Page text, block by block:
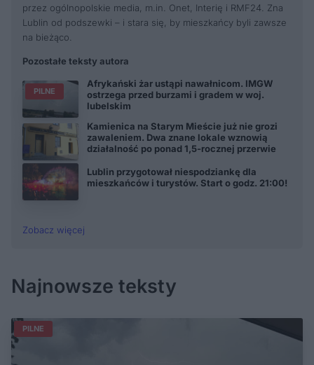
przez ogólnopolskie media, m.in. Onet, Interię i RMF24. Zna
Lublin od podszewki – i stara się, by mieszkańcy byli zawsze
na bieżąco.
Pozostałe teksty autora
PILNE
Afrykański żar ustąpi nawałnicom. IMGW
ostrzega przed burzami i gradem w woj.
lubelskim
Kamienica na Starym Mieście już nie grozi
zawaleniem. Dwa znane lokale wznowią
działalność po ponad 1,5-rocznej przerwie
Lublin przygotował niespodziankę dla
mieszkańców i turystów. Start o godz. 21:00!
Zobacz więcej
Najnowsze teksty
PILNE